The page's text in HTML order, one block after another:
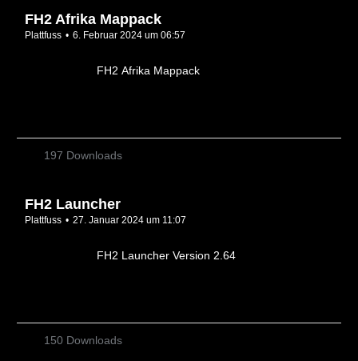
FH2 Afrika Mappack
Plattfuss 6. Februar 2024 um 06:57
FH2 Afrika Mappack
197 Downloads
FH2 Launcher
Plattfuss 27. Januar 2024 um 11:07
FH2 Launcher Version 2.64
150 Downloads